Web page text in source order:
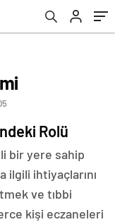
Rolü
bir yere sahip
ilgili ihtiyaçlarını
ve tıbbi
kişi eczaneleri